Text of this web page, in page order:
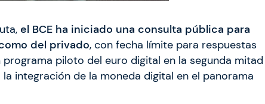
el BCE ha iniciado una consulta pública para
del privado, con fecha límite para respuestas
programa piloto del euro digital en la segunda mitad
integración de la moneda digital en el panorama